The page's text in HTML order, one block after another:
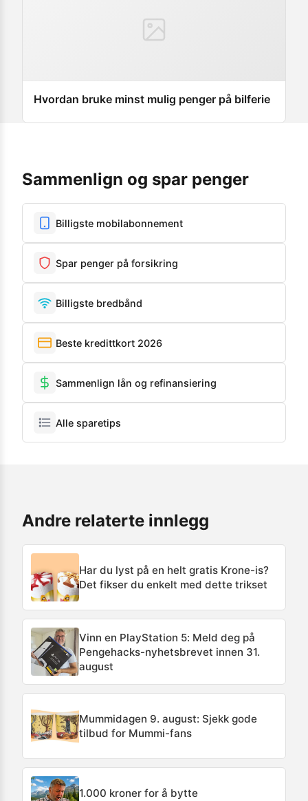
Hvordan bruke minst mulig penger på bilferie
Sammenlign og spar penger
Billigste mobilabonnement
Spar penger på forsikring
Billigste bredbånd
Beste kredittkort 2026
Sammenlign lån og refinansiering
Alle sparetips
Andre relaterte innlegg
Har du lyst på en helt gratis Krone-is?
Det fikser du enkelt med dette trikset
Vinn en PlayStation 5: Meld deg på
Pengehacks-nyhetsbrevet innen 31.
august
Mummidagen 9. august: Sjekk gode
tilbud for Mummi-fans
1.000 kroner for å bytte